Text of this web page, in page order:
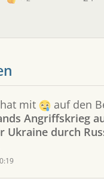
hat mit auf den
Angriffskrieg
Ukraine durch